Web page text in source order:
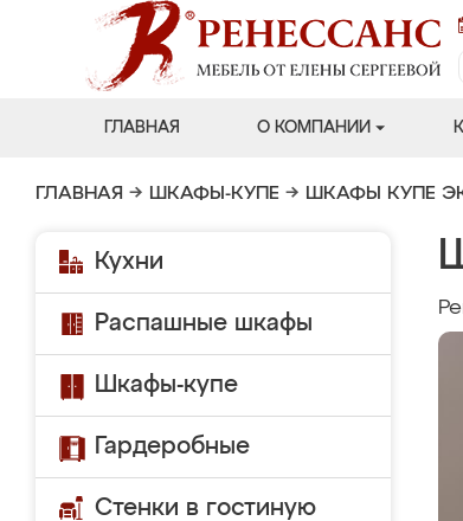
ГЛАВНАЯ О КОМПАНИИ
ГЛАВНАЯ → ШКАФЫ-КУПЕ → ШКАФЫ КУПЕ
Кухни
Распашные шкафы
Шкафы-купе
Гардеробные
Стенки в гостиную